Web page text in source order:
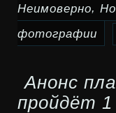
Неимоверно,
фотографии
Анонс
пройдёт